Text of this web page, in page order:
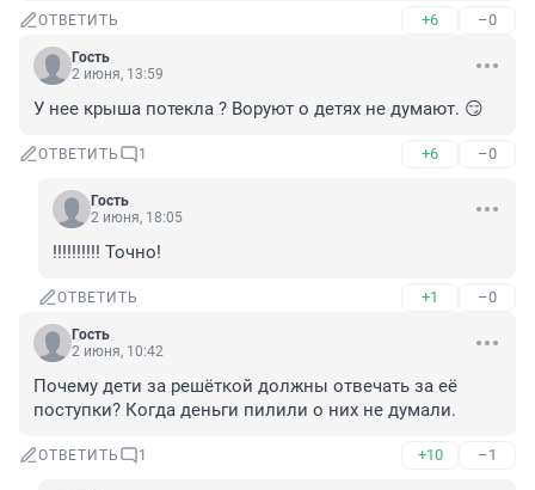
ОТВЕТИТЬ +6 –0
Гость
2 июня, 13:59
У нее крыша потекла ? Воруют о детях не думают. 😏
ОТВЕТИТЬ 1 +6 –0
Гость
2 июня, 18:05
!!!!!!!!!! Точно!
ОТВЕТИТЬ +1 –0
Гость
2 июня, 10:42
Почему дети за решёткой должны отвечать за её
поступки? Когда деньги пилили о них не думали.
ОТВЕТИТЬ 1 +10 –1